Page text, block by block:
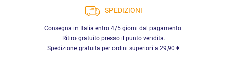
SPEDIZIONI
Consegna in Italia entro 4/5 giorni dal pagamento.
Ritiro gratuito presso il punto vendita.
Spedizione gratuita per ordini superiori a 29,90 €